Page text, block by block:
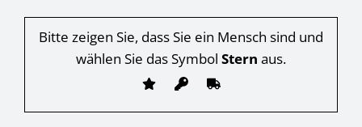
Bitte zeigen Sie, dass Sie ein Mensch sind und
wählen Sie das Symbol Stern aus.